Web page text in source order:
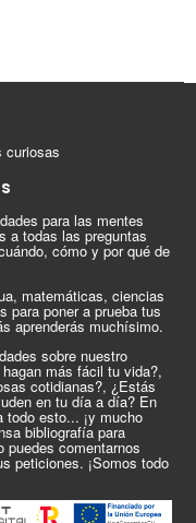
para las mentes
a todas las preguntas
cómo y por qué de
matemáticas, ciencias
para poner a prueba tus
aprenderás muchísimo.
sobre nuestro
más fácil tu vida?,
cotidianas?, ¿Estás
en tu día a día? En
todo esto... ¡y mucho
bibliografía para
puedes comentarnos
peticiones. ¡Somos todo